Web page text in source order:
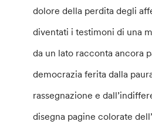
dolore della perdita degli
diventati i testimoni di una
da un lato racconta ancora
democrazia ferita dalla
rassegnazione e
disegna pagine colorate